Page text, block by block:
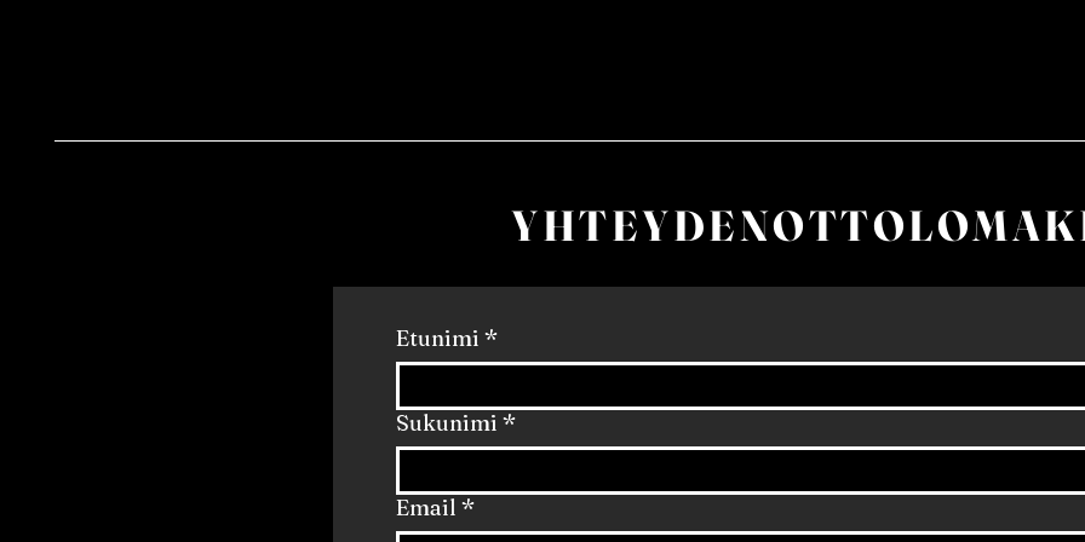
Etunimi *
Sukunimi *
Email *